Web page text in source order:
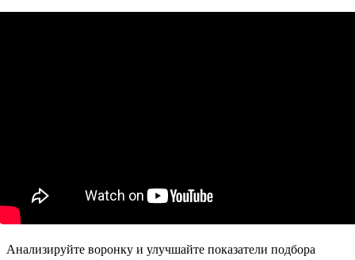
Анализируйте воронку и улучшайте показатели подбора